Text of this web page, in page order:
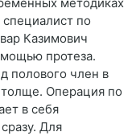
специалист по
Казимович
протеза.
полового член в
Операция по
в себя
Для